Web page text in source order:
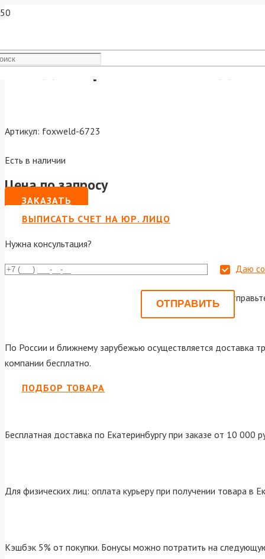
Гвоздь барабанный
Артикул: foxweld-6723
Есть в наличии
Цена по запросу
ЗАКАЗАТЬ
ВЫПИСАТЬ СЧЕТ НА ЮР. ЛИЦО
Нужна консультация?
Даю
Или
По России и ближнему зарубежью осуществляется доставка
компании бесплатно.
ПОДБОР ТОВАРА
Бесплатная доставка по Екатеринбургу при заказе от 10 000
Для физических лиц: оплата курьеру при получении товара в
Кэшбэк 5% от покупки. Бонусы можно потратить на